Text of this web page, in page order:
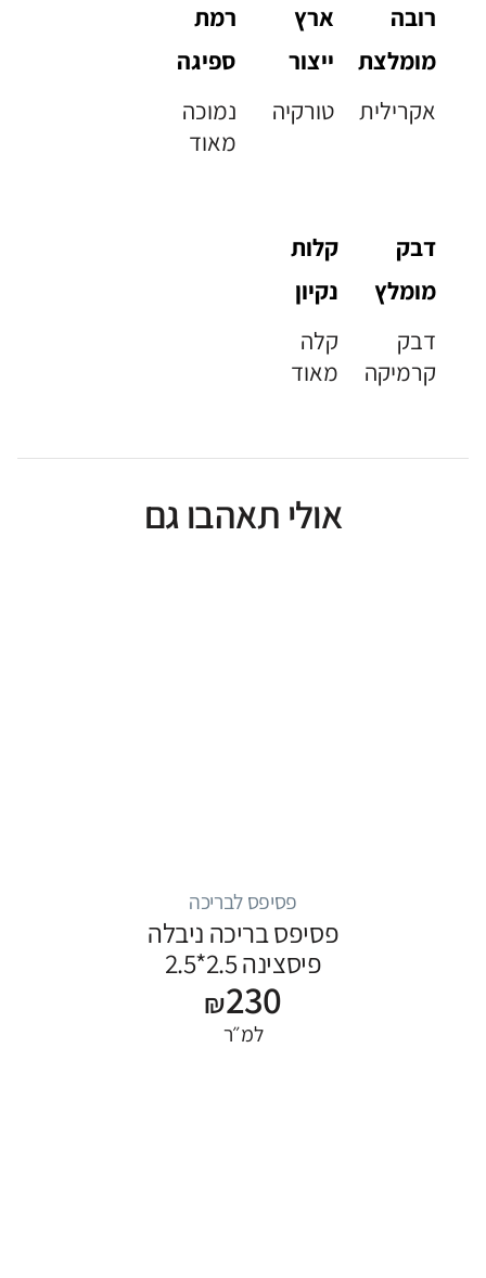
רובה
מומלצת
אקרילית
ארץ
ייצור
טורקיה
רמת
ספיגה
נמוכה
מאוד
דבק
מומלץ
דבק
קרמיקה
קלות
נקיון
קלה
מאוד
אולי תאהבו גם
פסיפס לבריכה
פסיפס בריכה ניבלה
פיסצינה 2.5*2.5
₪230
למ״ר